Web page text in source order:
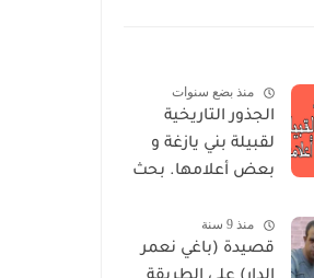
منذ بضع سنوات
الجذور التاريخية
لقبيلة بني يازغة و
بعض أعلامها. بحث
العلوي
منذ 9 سنة
قصيدة (باغي نعمر